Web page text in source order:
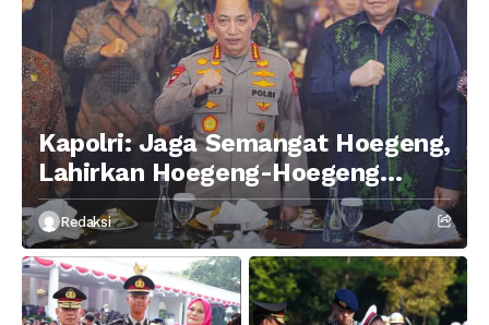
Kapolri: Jaga Semangat Hoegeng,
Lahirkan Hoegeng-Hoegeng
Berikutnya
Redaksi